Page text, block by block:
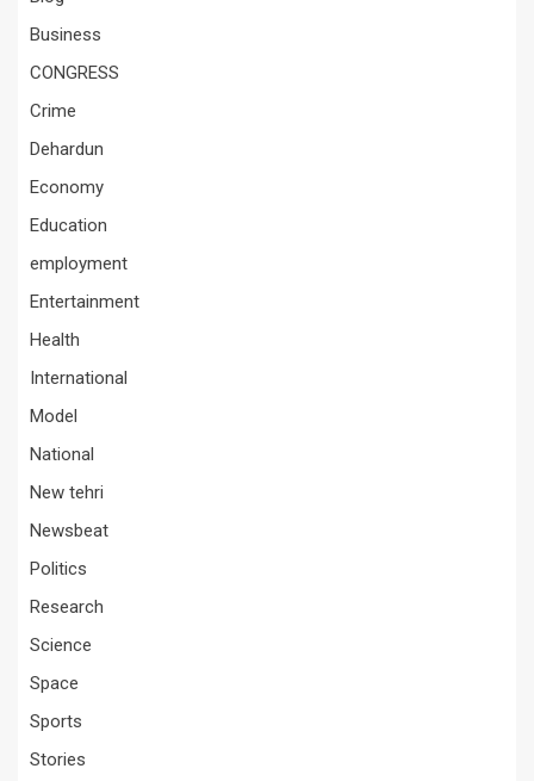
Business
CONGRESS
Crime
Dehardun
Economy
Education
employment
Entertainment
Health
International
Model
National
New tehri
Newsbeat
Politics
Research
Science
Space
Sports
Stories